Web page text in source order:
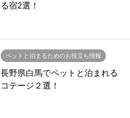
る宿2選！
ペットと泊まるためのお役立ち情報
長野県白馬でペットと泊まれる
コテージ２選！